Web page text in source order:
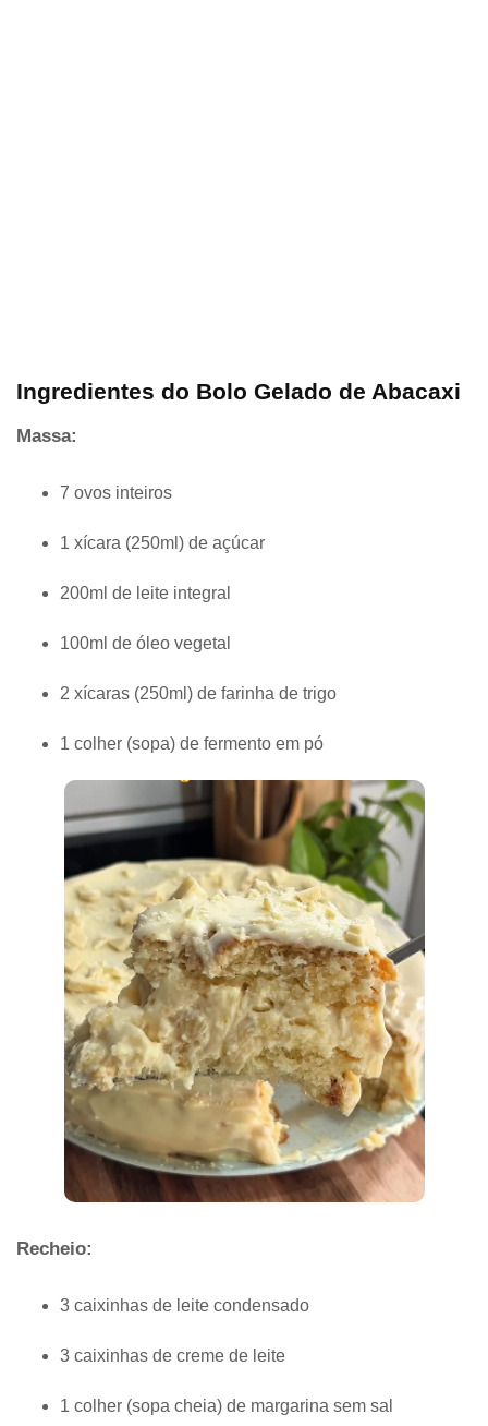
Ingredientes do Bolo Gelado de Abacaxi
Massa:
7 ovos inteiros
1 xícara (250ml) de açúcar
200ml de leite integral
100ml de óleo vegetal
2 xícaras (250ml) de farinha de trigo
1 colher (sopa) de fermento em pó
Recheio:
3 caixinhas de leite condensado
3 caixinhas de creme de leite
1 colher (sopa cheia) de margarina sem sal